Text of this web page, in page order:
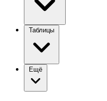
Таблицы
Ещё